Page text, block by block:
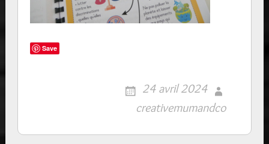
Save
24 avril 2024
creativemumandco